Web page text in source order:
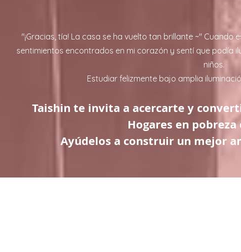
"¡Gracias, tía! La casa se ha vuelto tan brillante ~"
sentimientos encontrados en mi corazón y sentí que podía
niños.
Estudiar felizmente bajo amplia
Taishin te invita a acercarte y
Hogares en
Ayúdelos a construir un mejor